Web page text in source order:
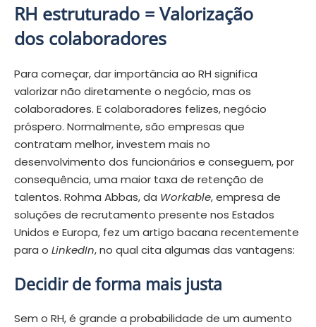
RH estruturado = Valorização
dos colaboradores
Para começar, dar importância ao RH significa
valorizar não diretamente o negócio, mas os
colaboradores. E colaboradores felizes, negócio
próspero. Normalmente, são empresas que
contratam melhor, investem mais no
desenvolvimento dos funcionários e conseguem, por
consequência, uma maior taxa de retenção de
talentos. Rohma Abbas, da Workable, empresa de
soluções de recrutamento presente nos Estados
Unidos e Europa, fez um artigo bacana recentemente
para o LinkedIn, no qual cita algumas das vantagens:
Decidir de forma mais justa
Sem o RH, é grande a probabilidade de um aumento